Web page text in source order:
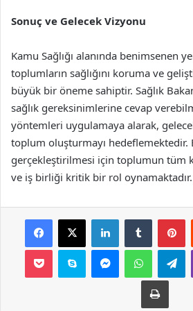
Sonuç ve Gelecek Vizyonu
Kamu Sağlığı alanında benimsenen
toplumların sağlığını koruma ve
büyük bir öneme sahiptir. Sağlık
sağlık gereksinimlerine cevap
yöntemleri uygulamaya alarak,
toplum oluşturmayı hedeflemektedir.
gerçekleştirilmesi için toplumun tüm
ve iş birliği kritik bir rol oynamaktadır.
Facebook
X LinkedInTumblr
Pocket Skype Messenger